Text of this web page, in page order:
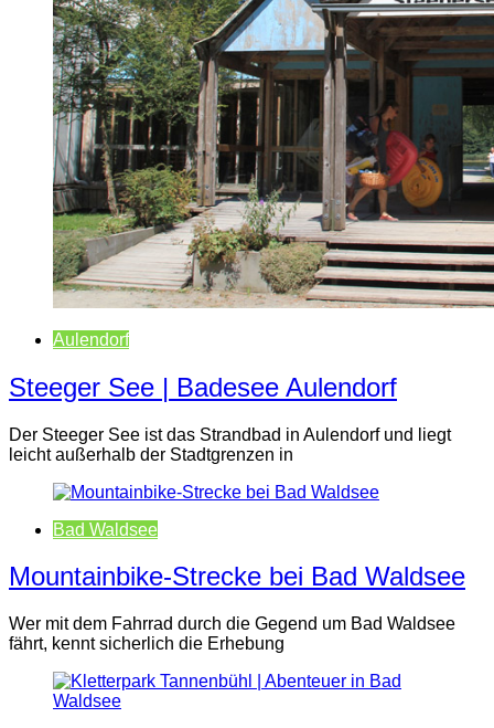
Aulendorf
Steeger See | Badesee Aulendorf
Der Steeger See ist das Strandbad in Aulendorf und liegt
leicht außerhalb der Stadtgrenzen in
Bad Waldsee
Mountainbike-Strecke bei Bad Waldsee
Wer mit dem Fahrrad durch die Gegend um Bad Waldsee
fährt, kennt sicherlich die Erhebung